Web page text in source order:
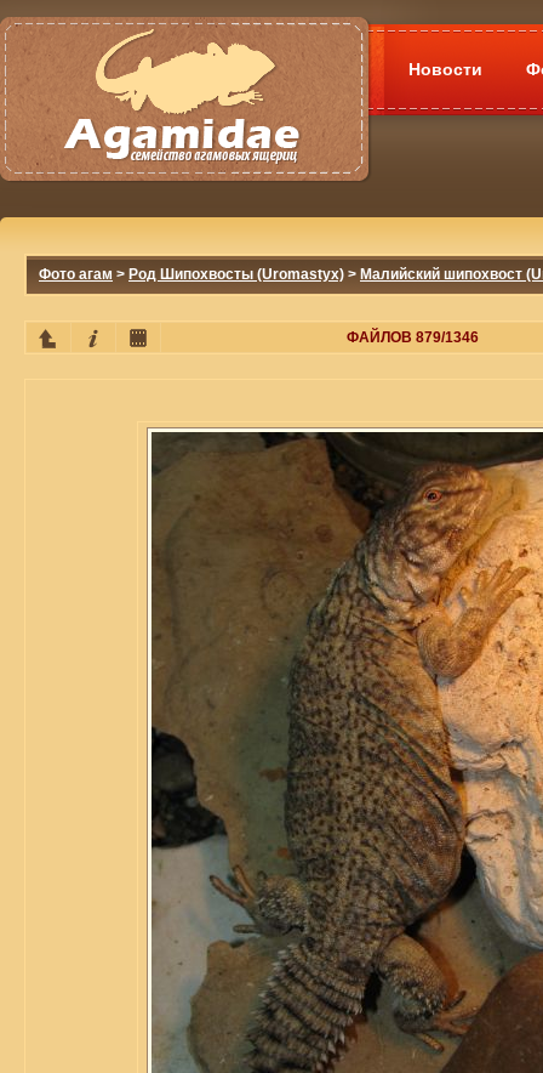
Новости
Фото агам > Род Шипохвосты (Uromastyx) > Малийский шипохвост
ФАЙЛОВ 879/1346